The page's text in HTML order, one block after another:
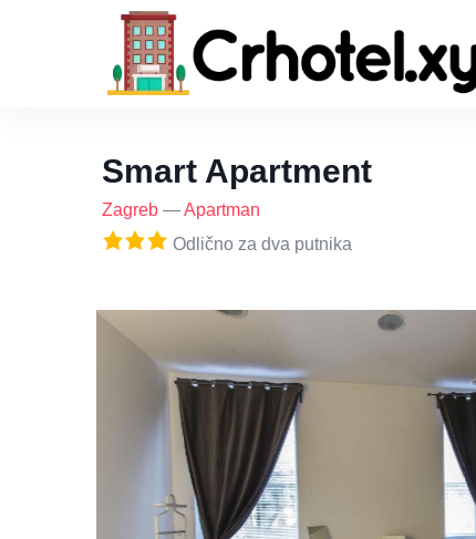
Smart Apartment
Zagreb —Apartman
Odlično za dva putnika